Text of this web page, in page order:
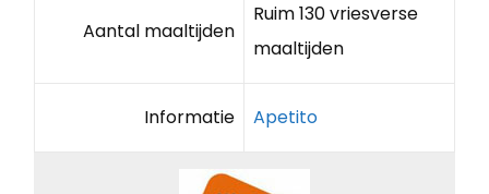
Aantal maaltijden
Ruim 130 vriesverse
maaltijden
Informatie Apetito